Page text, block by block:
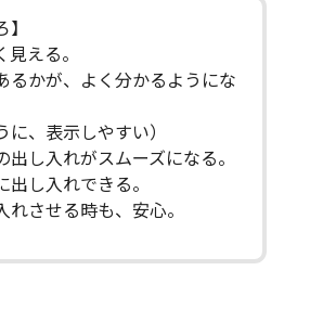
える。
かが、よく分かるようにな
、表示しやすい）
し入れがスムーズになる。
し入れできる。
させる時も、安心。